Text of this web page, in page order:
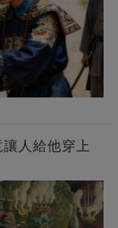
人給他穿上